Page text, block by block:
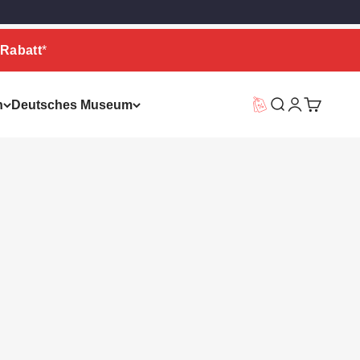
*
Deutsches Museum Vorteilswelt
Suche